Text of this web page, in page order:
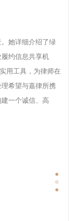
她详细介绍了绿
约信息共享机
用工具，为律师在
希望与嘉律所携
一个诚信、高